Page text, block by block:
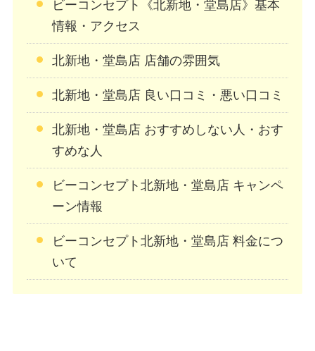
ビーコンセプト《北新地・堂島店》基本
情報・アクセス
北新地・堂島店 店舗の雰囲気
北新地・堂島店 良い口コミ・悪い口コミ
北新地・堂島店 おすすめしない人・おす
すめな人
ビーコンセプト北新地・堂島店 キャンペ
ーン情報
ビーコンセプト北新地・堂島店 料金につ
いて